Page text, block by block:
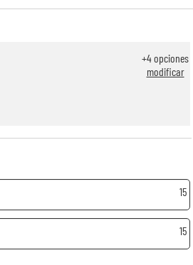
+4opciones
modificar
15
15